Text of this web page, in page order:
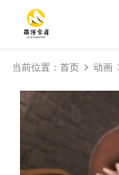
当前位置： 首页 动画